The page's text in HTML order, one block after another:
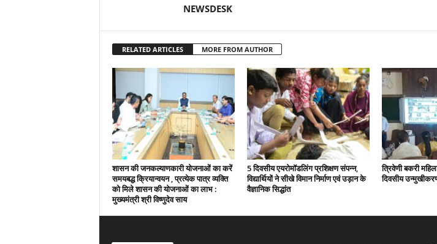
NEWSDESK
RELATED ARTICLES MORE FROM AUTHOR
शासन की जनकल्याणकारी योजनाओं का करें
समयबद्ध क्रियान्वयन , प्रत्येक पात्र व्यक्ति
को मिले शासन की योजनाओं का लाभ :
मुख्यमंत्री श्री विष्णुदेव साय
5 दिवसीय एयरोमॉडलिंग प्रशिक्षण संपन्न,
विद्यार्थियों ने सीखे विमान निर्माण एवं उड़ान के
वैज्ञानिक सिद्धांत
त्रिवेणी बकरी
दिवसीय